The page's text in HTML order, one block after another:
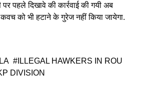
पहले दिखावे की कार्रवाई की गयी अब
को भी हटाने के गुरेज नहीं किया जायेगा.
#ILLEGAL HAWKERS IN ROU
DIVISION